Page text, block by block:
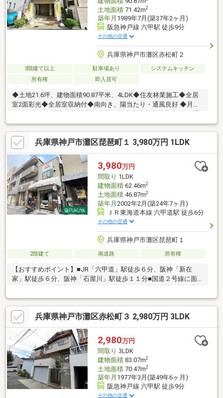
土地面積71.42m2
築年月 1989年7月(築37年2ヶ月)
阪急神戸線 六甲駅 徒歩9分
その他の交通
兵庫県神戸市灘区赤松町２
3階建て以上 駐車場あり
システムキッチン
所有権
即入居可
◆土地21.6坪、建物面積90.87平米、4LDK◆住友林業施工◆全居
室2面彩光◆全居室収納付◆南向き、陽当たり・通風良好 ◆月々
匠中学校徒歩16分 ◆スーパー徒歩6分、コンビニ徒歩4分、お買い
物施設多数有り ◆生活施設が近隣にあり大変便利な立地中古の戸
建て物件は幅広い年齢層の方からニーズがあります。和室は日本
らしい落ち着いた雰囲気を感じることができます。南向きの物件
です。平面駐車場がある物件です。4180万円と、魅力的な価格の
物件で新生活を始めませんか。90.87㎡の建物面積がある物件で
す。
兵庫県神戸市灘区琵琶町１ 3,980万円 1LDK
3,980万円
間取り 1LDK
建物面積62.46m2
土地面積46.87m2
築年月 2002年2月(築24年7ヶ月)
ＪＲ東海道本線 六甲道駅 徒歩6分
その他の交通
兵庫県神戸市灘区琵琶町１
2階建て 南道路 所有権
【おすすめポイント】■JR「六甲道」駅徒歩６分、阪神「新在
家」駅徒歩６分、阪神「石屋川」駅徒歩１１分■国道２号線に面
した物件です■周辺にはコンビニ、スーパー、小中学校が揃う立
地です【周辺環境】・関西スーパー琵琶店 約３５４ｍ・ウェル
ブ六甲道２番館 約４９６ｍ・パル・ヤマト六甲店 約１８８
ｍ・ローソン灘鳥帽子一丁目店 約１３７ｍ・神戸市立灘小学
校 約７３４ｍ・神戸市立鳥帽子中学校 約１８１ｍ・灘郵便
局 約４９０ｍ
兵庫県神戸市灘区赤松町３ 2,980万円 3LDK
2,980万円
間取り 3LDK
建物面積83.07m2
土地面積70.47m2
築年月 1977年3月(築49年6ヶ月)
阪急神戸線 六甲駅 徒歩9分
その他の交通